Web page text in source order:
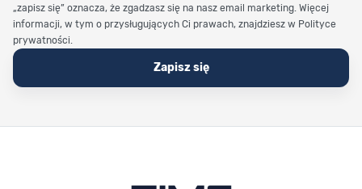
„zapisz się” oznacza, że zgadzasz się na nasz email marketing. Więcej
informacji, w tym o przysługujących Ci prawach, znajdziesz w Polityce
prywatności.
Zapisz się